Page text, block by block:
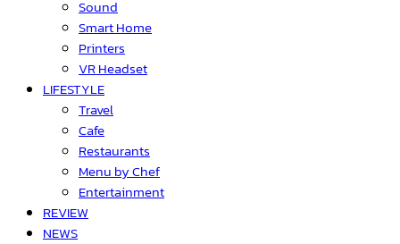
Sound
Smart Home
Printers
VR Headset
LIFESTYLE
Travel
Cafe
Restaurants
Menu by Chef
Entertainment
REVIEW
NEWS